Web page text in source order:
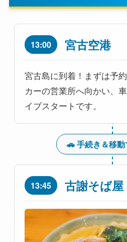
13:00 宮古空港
宮古島に到着！まずは予
カーの営業所へ向かい、
イブスタートです。
🚗 手続き＆移
13:45 古謝そば屋